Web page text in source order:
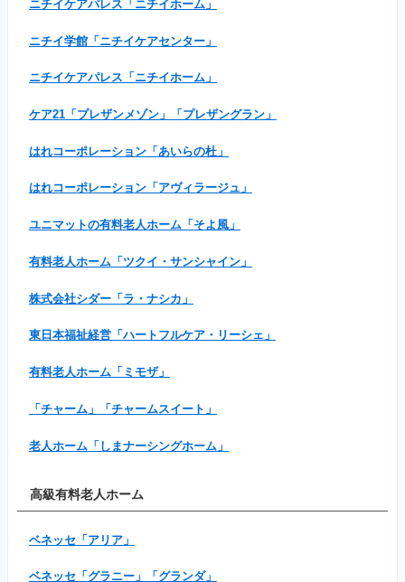
ニチイケアパレス「ニチイホーム」
ニチイ学館「ニチイケアセンター」
ニチイケアパレス「ニチイホーム」
ケア21「プレザンメゾン」「プレザングラン」
はれコーポレーション「あいらの杜」
はれコーポレーション「アヴィラージュ」
ユニマットの有料老人ホーム「そよ風」
有料老人ホーム「ツクイ・サンシャイン」
株式会社シダー「ラ・ナシカ」
東日本福祉経営「ハートフルケア・リーシェ」
有料老人ホーム「ミモザ」
「チャーム」「チャームスイート」
老人ホーム「しまナーシングホーム」
高級有料老人ホーム
ベネッセ「アリア」
ベネッセ「グラニー」「グランダ」